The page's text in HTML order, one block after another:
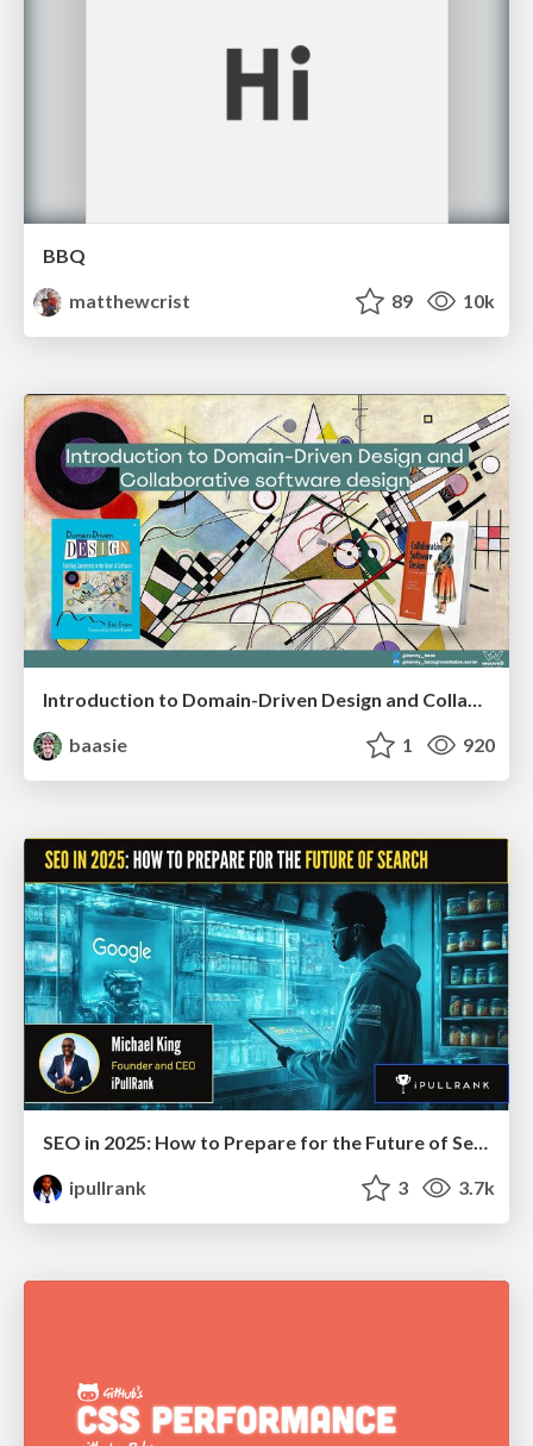
BBQ
matthewcrist
89 10k
Introduction to Domain-Driven Design and Collaborative software design
baasie
1 920
SEO in 2025: How to Prepare for the Future of Search
ipullrank
3 3.7k